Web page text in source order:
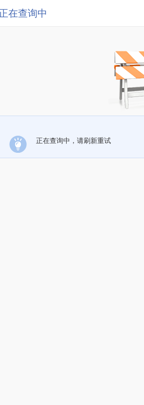
在查询中
正在查询中，请刷新重试